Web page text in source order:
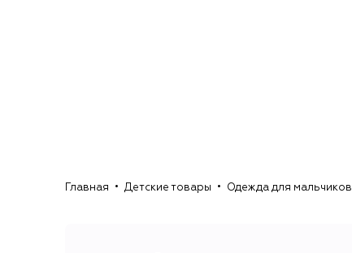
Главная Детские товары Одежда для мальчиков